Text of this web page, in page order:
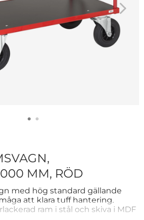
MM, RÖD
med hög standard gällande
att klara tuff hantering.
ram i stål och skiva i MDF
Privat